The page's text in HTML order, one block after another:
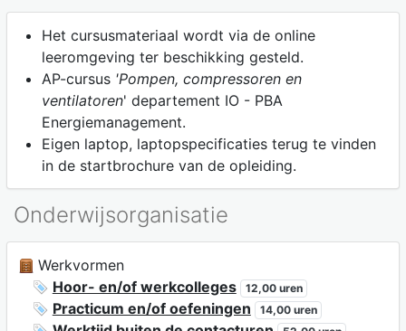
Het cursusmateriaal wordt via de online
leeromgeving ter beschikking gesteld.
AP-cursus 'Pompen, compressoren en
ventilatoren' departement IO - PBA
Energiemanagement.
Eigen laptop, laptopspecificaties terug te vinden
in de startbrochure van de opleiding.
Onderwijsorganisatie
Werkvormen
Hoor- en/of werkcolleges
12,00 uren
Practicum en/of oefeningen 14,00 uren